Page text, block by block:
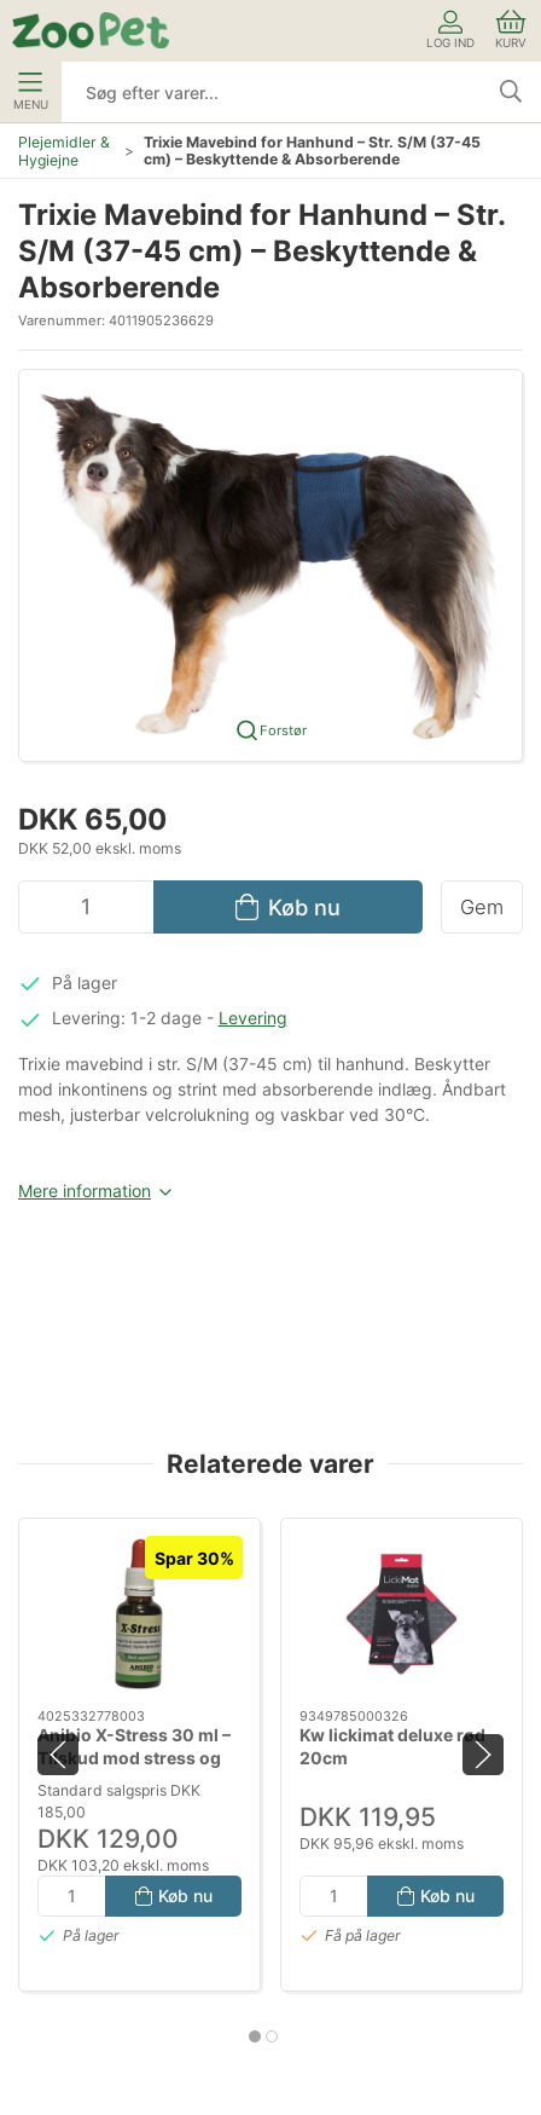
LOG IND KURV
MENU
Plejemidler &
Hygiejne
Trixie Mavebind for Hanhund – Str. S/M (37-45
cm) – Beskyttende & Absorberende
Trixie Mavebind for Hanhund – Str.
S/M (37-45 cm) – Beskyttende &
Absorberende
Varenummer: 4011905236629
Forstør
DKK 65,00
DKK 52,00 ekskl. moms
Køb nu Gem
På lager
Levering: 1-2 dage- Levering
Trixie mavebind i str. S/M (37-45 cm) til hanhund. Beskytter
mod inkontinens og strint med absorberende indlæg. Åndbart
mesh, justerbar velcrolukning og vaskbar ved 30°C.
Mere information
Relaterede varer
Spar 30%
4025332778003
Anibio X-Stress 30 ml –
Tilskud mod stress og
nervøs adfærd hos
hunde og katte
Standard salgspris DKK
185,00
DKK 129,00
DKK 103,20 ekskl. moms
Køb nu
På lager
9349785000326
Kw lickimat deluxe rød
20cm
DKK 119,95
DKK 95,96 ekskl. moms
Køb nu
Få på lager